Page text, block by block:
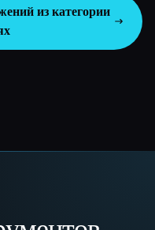
из категории